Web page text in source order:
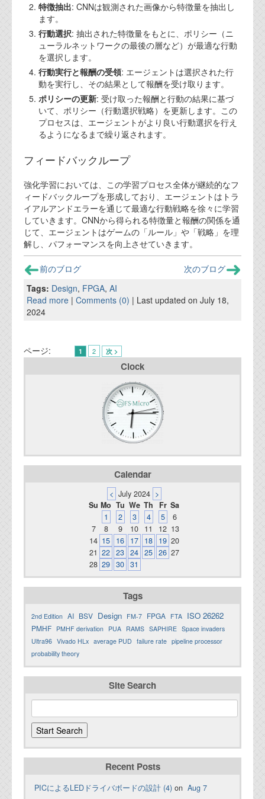
特徴抽出: CNNは観測された画像から特徴量を抽出し
ます。
行動選択: 抽出された特徴量をもとに、ポリシー（ニ
ューラルネットワークの最後の層など）が最適な行動
を選択します。
行動実行と報酬の受領: エージェントは選択された行
動を実行し、その結果として報酬を受け取ります。
ポリシーの更新: 受け取った報酬と行動の結果に基づ
いて、ポリシー（行動選択戦略）を更新します。この
プロセスは、エージェントがより良い行動選択を行え
るようになるまで繰り返されます。
フィードバックループ
強化学習においては、この学習プロセス全体が継続的なフ
ィードバックループを形成しており、エージェントはトラ
イアルアンドエラーを通じて最適な行動戦略を徐々に学習
していきます。CNNから得られる特徴量と報酬の関係を通
じて、エージェントはゲームの「ルール」や「戦略」を理
解し、パフォーマンスを向上させていきます。
前のブログ
次のブログ
Tags: Design, FPGA, AI
Read more | Comments (0) | Last updated on July 18,
2024
ページ: 1 2 次 >
Clock
Calendar
< July 2024 >
Su Mo Tu We Th Fr Sa
1
2 3 4 5
6
7
8 9 10 11 12 13
14 15 16 17 18 19 20
21 22 23 24 25 26 27
28 29 30 31
Tags
2nd Edition AI BSV Design FM-7 FPGA FTA ISO 26262
PMHF PMHF derivation PUA RAMS SAPHIRE Space invaders
Ultra96 Vivado HLx average PUD failure rate pipeline processor
probability theory
Site Search
Recent Posts
PICによるLEDドライバボードの設計 (4) on Aug 7